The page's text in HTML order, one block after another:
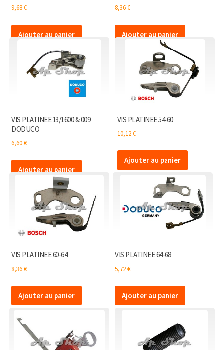
9,68€
Ajouter au panier
8,36€
Ajouter au panier
VIS PLATINEE 13/1600 & 009
DODUCO
6,60€
Ajouter au panier
VIS PLATINEE 54-60
10,12€
Ajouter au panier
VIS PLATINEE 60-64
8,36€
Ajouter au panier
VIS PLATINEE 64-68
5,72€
Ajouter au panier